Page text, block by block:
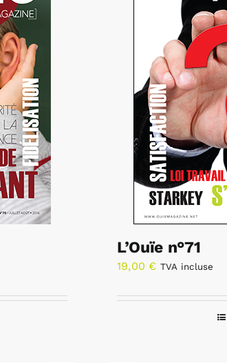
L’Ouïe n°71
19,00 € TVA incluse